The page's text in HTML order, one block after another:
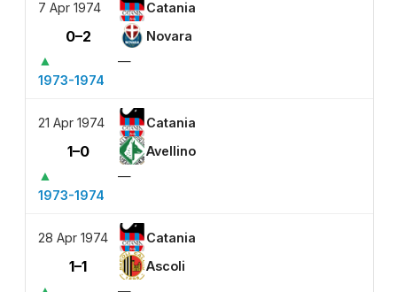
7 Apr 1974 Catania
0–2 Novara
▲
—
1973-1974
21 Apr 1974 Catania
1–0 Avellino
▲
—
1973-1974
28 Apr 1974 Catania
1–1 Ascoli